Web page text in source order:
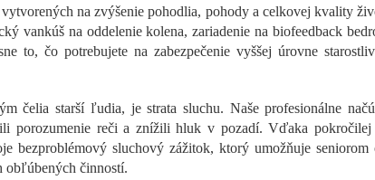
na zvýšenie pohodlia, pohody a celkovej kvality
vankúš na oddelenie kolena, zariadenie na biofeedback
to, čo potrebujete na zabezpečenie vyššej úrovne
čelia starší ľudia, je strata sluchu. Naše profesionálne
porozumenie reči a znížili hluk v pozadí. Vďaka pokročilej
bezproblémový sluchový zážitok, ktorý umožňuje
obľúbených činností.